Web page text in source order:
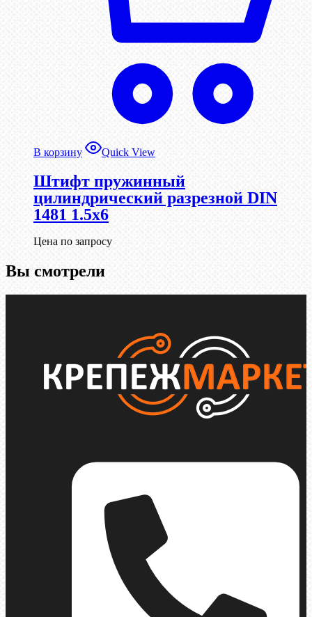
В корзину Quick View
Штифт пружинный
цилиндрический разрезной DIN
1481 1.5х6
Цена по запросу
Вы смотрели